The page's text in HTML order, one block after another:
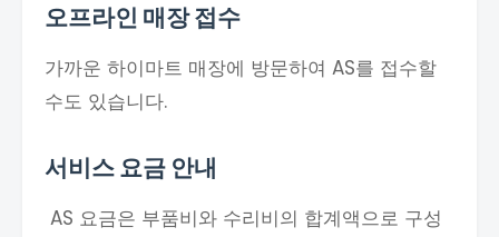
오프라인 매장 접수
가까운 하이마트 매장에 방문하여 AS를 접수할
수도 있습니다.
서비스 요금 안내
AS 요금은 부품비와 수리비의 합계액으로 구성